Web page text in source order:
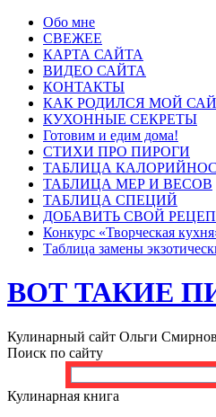
Обо мне
СВЕЖЕЕ
КАРТА САЙТА
ВИДЕО САЙТА
КОНТАКТЫ
КАК РОДИЛСЯ МОЙ
КУХОННЫЕ СЕКРЕТЫ
Готовим и едим дома!
СТИХИ ПРО ПИРОГИ
ТАБЛИЦА
ТАБЛИЦА МЕР И ВЕСОВ
ТАБЛИЦА СПЕЦИЙ
ДОБАВИТЬ СВОЙ
Конкурс «Творческая
Таблица замены
ВОТ ТАКИЕ
Кулинарный сайт Ольги
Поиск по сайту
Кулинарная книга